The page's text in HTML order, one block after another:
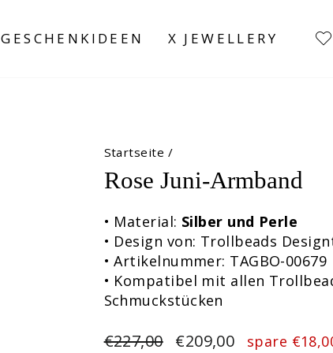
GESCHENKIDEEN X JEWELLERY
Startseite /
Rose Juni-Armband
• Material: Silber und Perle
• Design von: Trollbeads
• Artikelnummer: TAGBO-00679
• Kompatibel mit allen
Schmuckstücken
Normaler
€227,00 Sonderpreis
€209,00 spare